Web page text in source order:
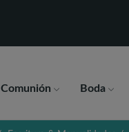
Comunión Boda